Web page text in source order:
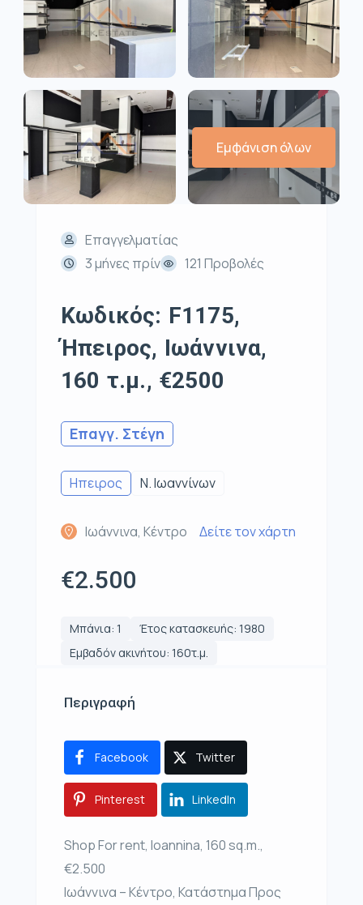
Εμφάνιση όλων
Επαγγελματίας
3 μήνες πρίν
121 Προβολές
Κωδικός: F1175,
Ήπειρος, Ιωάννινα,
160 τ.μ., €2500
Επαγγ. Στέγη
Ηπειρος Ν. Ιωαννίνων
Ιωάννινα, Κέντρο Δείτε τον χάρτη
€2.500
Μπάνια: 1
Έτος κατασκευής: 1980
Εμβαδόν ακινήτου: 160τ.μ.
Περιγραφή
Facebook Twitter
Pinterest LinkedIn
Shop For rent, Ioannina, 160 sq.m.,
€2.500
Ιωάννινα – Κέντρο, Κατάστημα Προς